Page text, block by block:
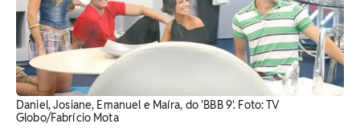
Daniel, Josiane, Emanuel e Maíra, do 'BBB 9'. Foto: TV
Globo/Fabrício Mota